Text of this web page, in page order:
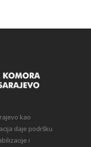
kao
daje podršku
i